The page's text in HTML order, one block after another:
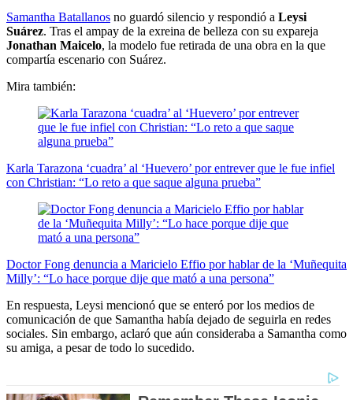
Samantha Batallanos no guardó silencio y respondió a Leysi
Suárez. Tras el ampay de la exreina de belleza con su expareja
Jonathan Maicelo, la modelo fue retirada de una obra en la que
compartía escenario con Suárez.
Mira también:
Karla Tarazona ‘cuadra’ al ‘Huevero’ por entrever que le fue infiel
con Christian: “Lo reto a que saque alguna prueba”
Doctor Fong denuncia a Maricielo Effio por hablar de la ‘Muñequita
Milly’: “Lo hace porque dije que mató a una persona”
En respuesta, Leysi mencionó que se enteró por los medios de
comunicación de que Samantha había dejado de seguirla en redes
sociales. Sin embargo, aclaró que aún consideraba a Samantha como
su amiga, a pesar de todo lo sucedido.